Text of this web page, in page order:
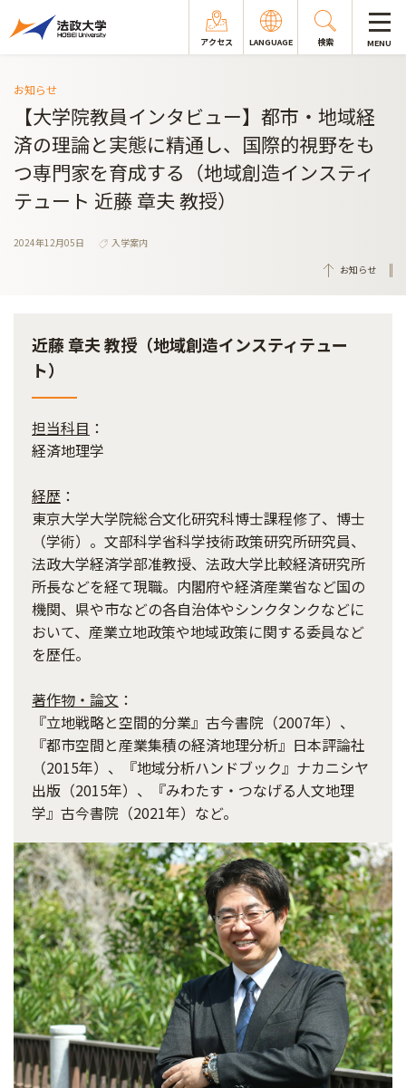
アクセス LANGUAGE 検索 MENU
お知らせ
【大学院教員インタビュー】都市・地域経
済の理論と実態に精通し、国際的視野をも
つ専門家を育成する（地域創造インスティ
テュート 近藤 章夫 教授）
2024年12月05日
入学案内
お知らせ
近藤 章夫 教授（地域創造インスティテュー
ト）
担当科目 ：
経済地理学
経歴 ：
東京大学大学院総合文化研究科博士課程修了、博士
（学術）。文部科学省科学技術政策研究所研究員、
法政大学経済学部准教授、法政大学比較経済研究所
所長などを経て現職。内閣府や経済産業省など国の
機関、県や市などの各自治体やシンクタンクなどに
おいて、産業立地政策や地域政策に関する委員など
を歴任。
著作物・論文 ：
『立地戦略と空間的分業』古今書院（2007年）、
『都市空間と産業集積の経済地理分析』日本評論社
（2015年）、『地域分析ハンドブック』ナカニシヤ
出版（2015年）、『みわたす・つなげる人文地理
学』古今書院（2021年）など。